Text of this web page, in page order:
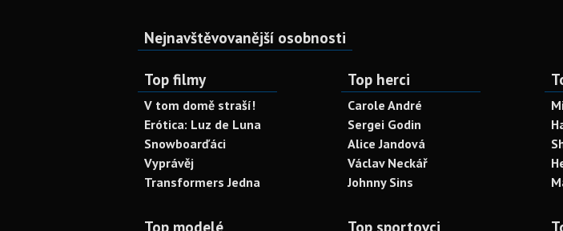
Nejnavštěvovanější osobnosti
Top filmy
V tom domě straší!
Erótica: Luz de Luna
Snowboarďáci
Vyprávěj
Transformers Jedna
Top herci
Carole André
Sergei Godin
Alice Jandová
Václav Neckář
Johnny Sins
Top modelé Top sportovci